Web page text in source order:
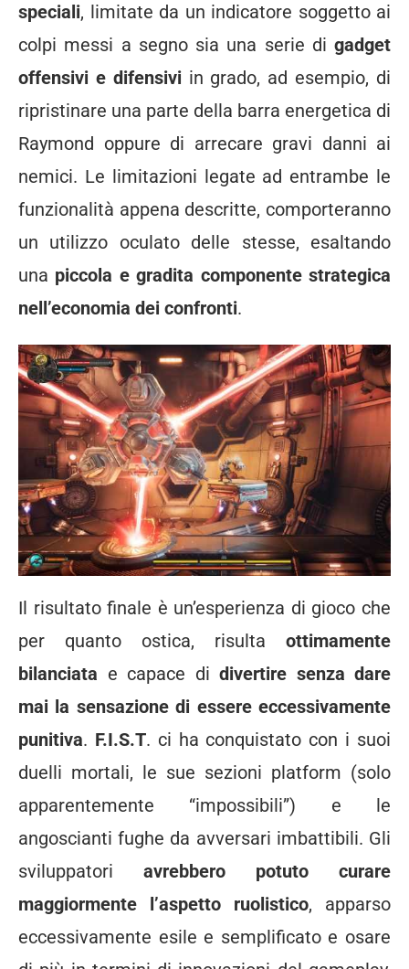
speciali, limitate da un indicatore soggetto ai
colpi messi a segno sia una serie di gadget
offensivi e difensiviin grado, ad esempio, di
ripristinare una parte della barra energetica di
Raymond oppure di arrecare gravi danni ai
nemici. Le limitazioni legate ad entrambe le
funzionalità appena descritte, comporteranno
un utilizzo oculato delle stesse, esaltando
una piccola e gradita componente strategica
nell’economia dei confronti.
Il risultato finale è un’esperienza di gioco che
per quanto ostica, risulta ottimamente
bilanciata e capace di divertire senza dare
mai la sensazione di essere eccessivamente
punitiva. F.I.S.T. ci ha conquistato con i suoi
duelli mortali, le sue sezioni platform (solo
apparentemente “impossibili”) e le
angoscianti fughe da avversari imbattibili. Gli
sviluppatori avrebbero potuto curare
maggiormente l’aspetto ruolistico, apparso
eccessivamente esile e semplificato e osare